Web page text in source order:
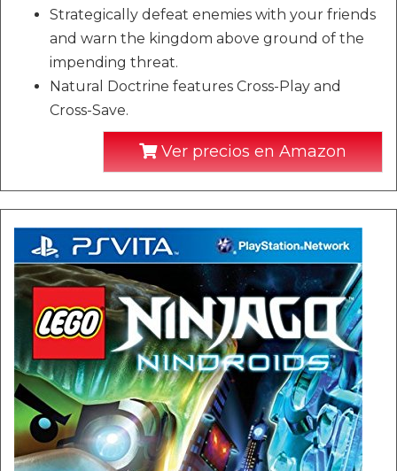
Strategically defeat enemies with your friends
and warn the kingdom above ground of the
impending threat.
Natural Doctrine features Cross-Play and
Cross-Save.
Ver precios en Amazon